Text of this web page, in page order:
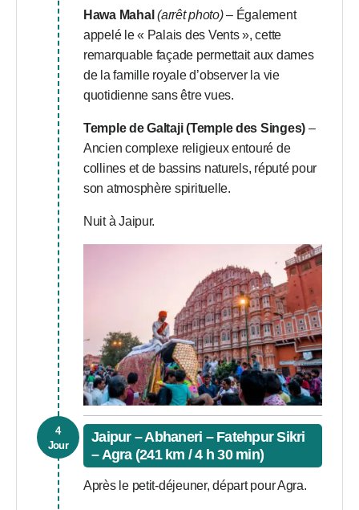
Hawa Mahal (arrêt photo)– Également
appelé le « Palais des Vents », cette
remarquable façade permettait aux dames
de la famille royale d’observer la vie
quotidienne sans être vues.
Temple de Galtaji (Temple des Singes) –
Ancien complexe religieux entouré de
collines et de bassins naturels, réputé pour
son atmosphère spirituelle.
Nuit à Jaipur.
4
Jour
Jaipur – Abhaneri – Fatehpur Sikri
– Agra (241 km / 4 h 30 min)
Après le petit-déjeuner, départ pour Agra.